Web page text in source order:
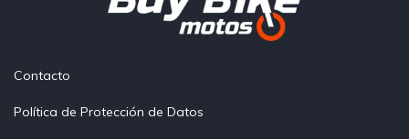
Contacto
Política de Protección de Datos